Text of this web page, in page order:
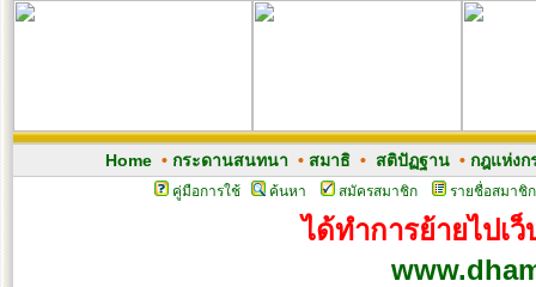
Home• กระดานสนทนา • สมาธิ• สติปัฏฐาน• กฎแห่งก
คู่มือการใช้ ค้นหา สมัครสมาชิก รายชื่อสมาชิก
ได้ทำการย้ายไปเ